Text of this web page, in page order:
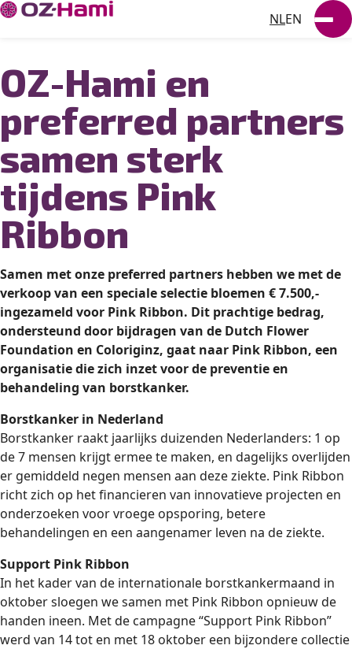
NIEUWS
WERKEN BIJ
VACATURES
CONTACT
NLEN
OZ-Hami en
preferred partners
samen sterk
tijdens Pink
Ribbon
Samen met onze preferred partners hebben we met de
verkoop van een speciale selectie bloemen € 7.500,-
ingezameld voor Pink Ribbon. Dit prachtige bedrag,
ondersteund door bijdragen van de Dutch Flower
Foundation en Coloriginz, gaat naar Pink Ribbon, een
organisatie die zich inzet voor de preventie en
behandeling van borstkanker.
Borstkanker in Nederland
Borstkanker raakt jaarlijks duizenden Nederlanders: 1 op
de 7 mensen krijgt ermee te maken, en dagelijks overlijden
er gemiddeld negen mensen aan deze ziekte. Pink Ribbon
richt zich op het financieren van innovatieve projecten en
onderzoeken voor vroege opsporing, betere
behandelingen en een aangenamer leven na de ziekte.
Support Pink Ribbon
In het kader van de internationale borstkankermaand in
oktober sloegen we samen met Pink Ribbon opnieuw de
handen ineen. Met de campagne “Support Pink Ribbon”
werd van 14 tot en met 18 oktober een bijzondere collectie